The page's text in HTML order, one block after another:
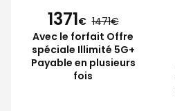
1371€ 1471
Avec le forfait Offre
spéciale Illimité 5G+
Payable en plusieurs
fois